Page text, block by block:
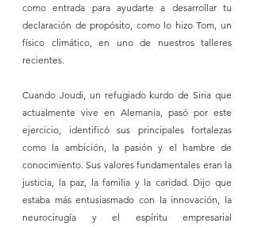
como entrada para ayudarte a desarrollar tu
declaración de propósito, como lo hizo Tom, un
físico climático, en uno de nuestros talleres
recientes.
Cuando Joudi, un refugiado kurdo de Siria que
actualmente vive en Alemania, pasó por este
ejercicio, identificó sus principales fortalezas
como la ambición, la pasión y el hambre de
conocimiento. Sus valores fundamentales eran la
justicia, la paz, la familia y la caridad. Dijo que
estaba más entusiasmado con la innovación, la
neurocirugía y el espíritu empresarial